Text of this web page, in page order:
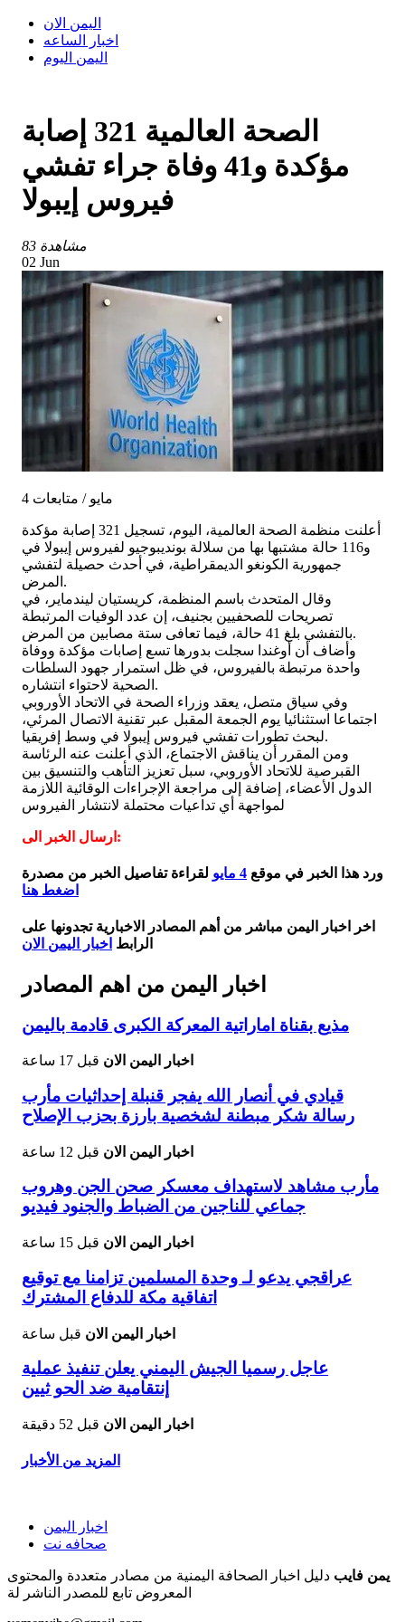
اليمن الان
اخبار الساعه
اليمن اليوم
الصحة العالمية 321 إصابة
مؤكدة و41 وفاة جراء تفشي
فيروس إيبولا
83 مشاهدة
02 Jun
4 مايو / متابعات
أعلنت منظمة الصحة العالمية، اليوم، تسجيل 321 إصابة مؤكدة
و116 حالة مشتبها بها من سلالة بونديبوجيو لفيروس إيبولا في
جمهورية الكونغو الديمقراطية، في أحدث حصيلة لتفشي
المرض.
وقال المتحدث باسم المنظمة، كريستيان ليندماير، في
تصريحات للصحفيين بجنيف، إن عدد الوفيات المرتبطة
بالتفشي بلغ 41 حالة، فيما تعافى ستة مصابين من المرض.
وأضاف أن أوغندا سجلت بدورها تسع إصابات مؤكدة ووفاة
واحدة مرتبطة بالفيروس، في ظل استمرار جهود السلطات
الصحية لاحتواء انتشاره.
وفي سياق متصل، يعقد وزراء الصحة في الاتحاد الأوروبي
اجتماعا استثنائيا يوم الجمعة المقبل عبر تقنية الاتصال المرئي،
لبحث تطورات تفشي فيروس إيبولا في وسط إفريقيا.
ومن المقرر أن يناقش الاجتماع، الذي أعلنت عنه الرئاسة
القبرصية للاتحاد الأوروبي، سبل تعزيز التأهب والتنسيق بين
الدول الأعضاء، إضافة إلى مراجعة الإجراءات الوقائية اللازمة
لمواجهة أي تداعيات محتملة لانتشار الفيروس
ارسال الخبر الى:
ورد هذا الخبر في موقع 4 مايو
لقراءة تفاصيل الخبر من مصدرة
اضغط هنا
اخر اخبار اليمن مباشر من أهم المصادر الاخبارية تجدونها على
الرابط اخبار اليمن الان
اخبار اليمن من اهم المصادر
مذيع بقناة اماراتية المعركة الكبرى قادمة باليمن
اخبار اليمن الان قبل 17 ساعة
قيادي في أنصار الله يفجر قنبلة إحداثيات مأرب
رسالة شكر مبطنة لشخصية بارزة بحزب الإصلاح
اخبار اليمن الان قبل 12 ساعة
مأرب مشاهد لاستهداف معسكر صحن الجن وهروب
جماعي للناجين من الضباط والجنود فيديو
اخبار اليمن الان قبل 15 ساعة
عراقجي يدعو لـ وحدة المسلمين تزامنا مع توقيع
اتفاقية مكة للدفاع المشترك
اخبار اليمن الان قبل ساعة
عاجل رسميا الجيش اليمني يعلن تنفيذ عملية
إنتقامية ضد الحو ثيين
اخبار اليمن الان قبل 52 دقيقة
المزيد من الأخبار
اخبار اليمن
صحافه نت
يمن فايب دليل اخبار الصحافة اليمنية من مصادر متعددة والمحتوى
المعروض تابع للمصدر الناشر لة